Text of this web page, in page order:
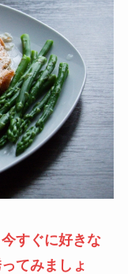
すぐに好きな
てみましょ